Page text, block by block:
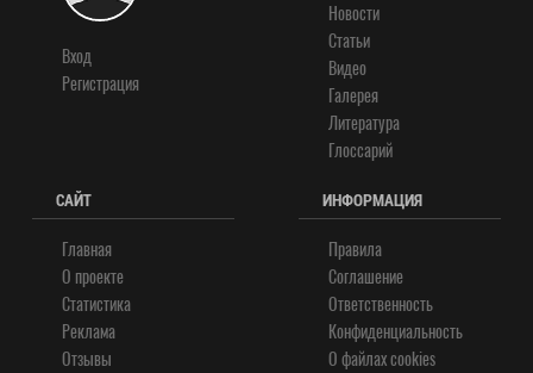
Вход
Регистрация
Новости
Статьи
Видео
Галерея
Литература
Глоссарий
САЙТ
Главная
О проекте
Статистика
Реклама
Отзывы
ИНФОРМАЦИЯ
Правила
Соглашение
Ответственность
Конфиденциальность
О файлах cookies